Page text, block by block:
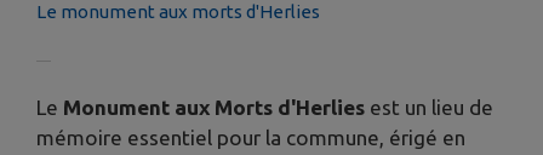
Le monument aux morts d'Herlies
Le Monument aux Morts d'Herlies est un lieu de
mémoire essentiel pour la commune, érigé en